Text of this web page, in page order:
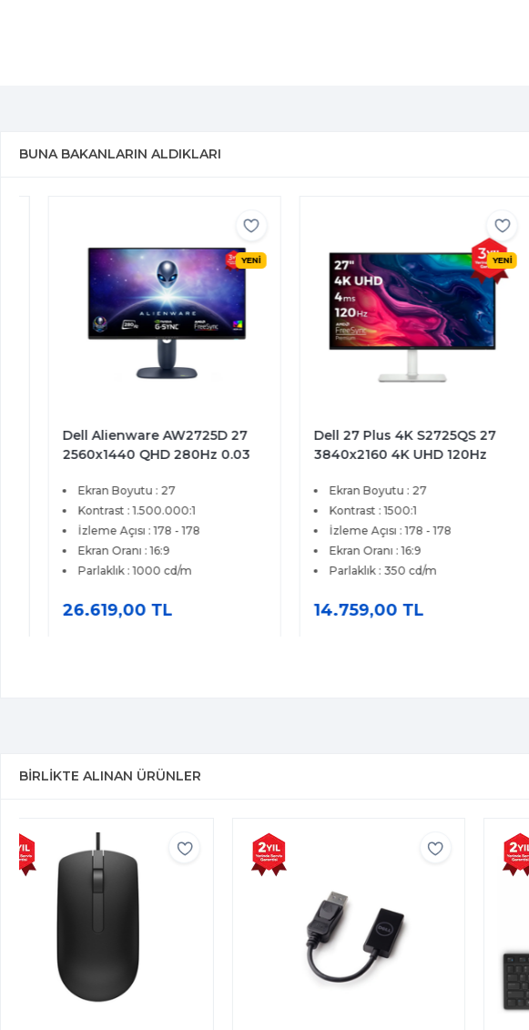
BUNA BAKANLARIN ALDIKLARI
YENİ
Dell Alienware AW2725D 27
2560x1440 QHD 280Hz 0.03
Black 400 QD-OLED Gaming
Monitör
Ekran Boyutu : 27
Kontrast : 1.500.000:1
İzleme Açısı : 178 - 178
Ekran Oranı : 16:9
Parlaklık : 1000 cd/m
26.619,00 TL
YENİ
Dell 27 Plus 4K S2725QS 27
3840x2160 4K UHD 120Hz
Premium IPS Monitör
Ekran Boyutu : 27
Kontrast : 1500:1
İzleme Açısı : 178 - 178
Ekran Oranı : 16:9
Parlaklık : 350 cd/m
14.759,00 TL
BIRLIKTE ALINAN ÜRÜNLER